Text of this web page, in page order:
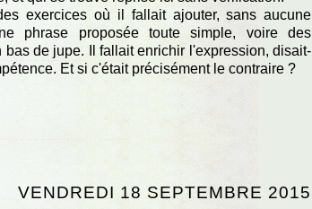
exercices où il fallait ajouter, sans aucune
phrase proposée toute simple, voire des
de jupe. Il fallait enrichir l'expression, disait-
Et si c'était précisément le contraire ?
VENDREDI 18 SEPTEMBRE 2015